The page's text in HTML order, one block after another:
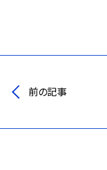
前の記事